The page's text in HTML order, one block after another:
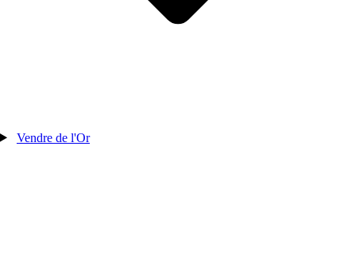
Vendre de l'Or